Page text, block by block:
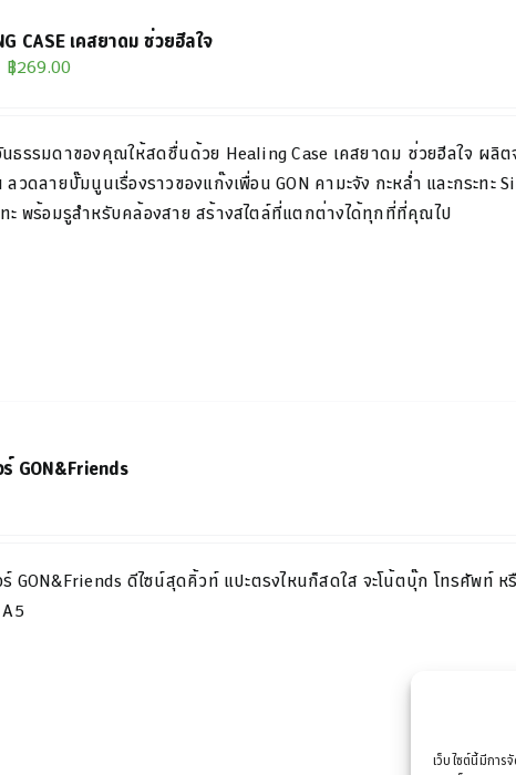
เว็บไซต์นี้มีการ
CASE เคสยาดม ช่วยฮีลใจ
Original
฿299.00.
฿269.00Current
฿269.00.
นธรรมดาของคุณให้สดชื่นด้วย Healing Case เคสยาดม ช่วยฮีลใจ ผลิต
ลวดลายปั๊มนูนเรื่องราวของแก๊งเพื่อน GON คามะจัง กะหล่ำ และกระทะ
ะ พร้อมรูสำหรับคล้องสาย สร้างสไตล์ที่แตกต่างได้ทุกที่ที่คุณไป
GON&Friends
GON&Friends ดีไซน์สุดคิ้วท์ แปะตรงไหนก็สดใส จะโน้ตบุ๊ก โทรศัพ